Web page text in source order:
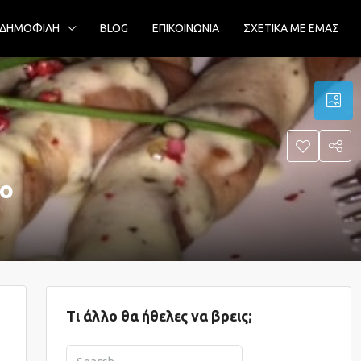
ΔΗΜΟΦΙΛΗ BLOG ΕΠΙΚΟΙΝΩΝΙΑ ΣΧΕΤΙΚΑ ΜΕ ΕΜΑΣ
Τι άλλο θα ήθελες να βρεις;